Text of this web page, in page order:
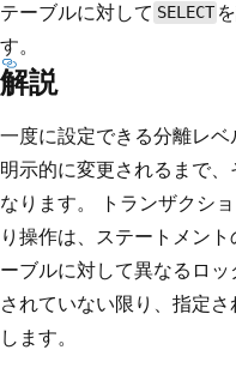
テーブルに対して SELECT
す。
解説
一度に設定できる分離レベ
明示的に変更されるまで
なります。 トランザクシ
り操作は、ステートメント
ーブルに対して異なるロ
されていない限り、指定
します。